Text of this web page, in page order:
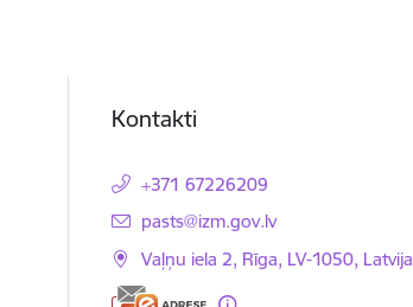
Kontakti
+371 67226209
E-pasts:
pasts@izm.gov.lv
Vaļņu iela 2, Rīga, LV-1050, Latvija